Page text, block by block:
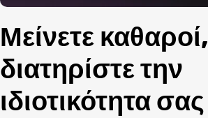
Μείνετε καθαροί,
διατηρίστε την
ιδιοτικότητα σας